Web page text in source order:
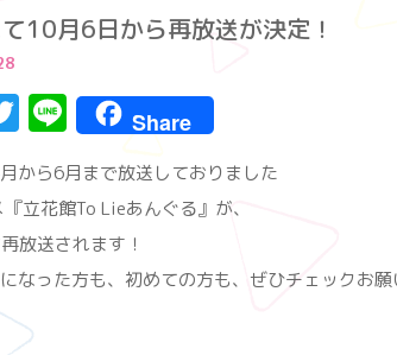
10月6日から再放送が決定！
Twitter
LineShare
から6月まで放送しておりました
立花館To Lieあんぐる』が、
放送されます！
なった方も、初めての方も、ぜひチェックお願